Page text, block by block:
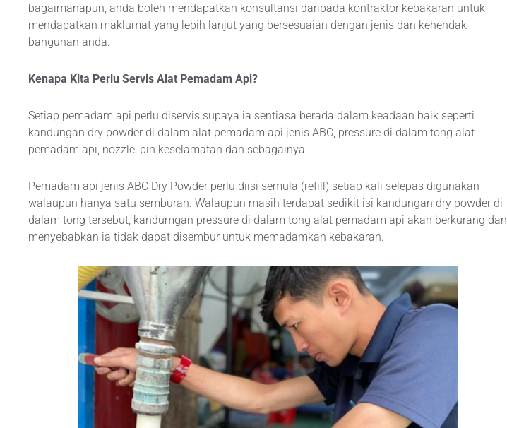
bagaimanapun, anda boleh mendapatkan konsultansi daripada kontraktor kebakaran untuk
mendapatkan maklumat yang lebih lanjut yang bersesuaian dengan jenis dan kehendak
bangunan anda.
Kenapa Kita Perlu Servis Alat Pemadam Api?
Setiap pemadam api perlu diservis supaya ia sentiasa berada dalam keadaan baik seperti
kandungan dry powder di dalam alat pemadam api jenis ABC, pressure di dalam tong alat
pemadam api, nozzle, pin keselamatan dan sebagainya.
Pemadam api jenis ABC Dry Powder perlu diisi semula (refill) setiap kali selepas digunakan
walaupun hanya satu semburan. Walaupun masih terdapat sedikit isi kandungan dry powder di
dalam tong tersebut, kandumgan pressure di dalam tong alat pemadam api akan berkurang dan
menyebabkan ia tidak dapat disembur untuk memadamkan kebakaran.
SRI 4KG ABC
Dry Powder
Fire
Extinguisher
SRI 50KG
Trolley Dry